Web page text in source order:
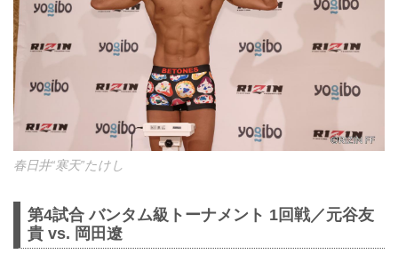
春日井“寒天”たけし
第4試合 バンタム級トーナメント 1回戦／元谷友
貴 vs. 岡田遼